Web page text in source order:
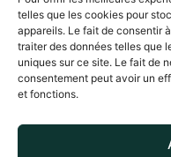
telles que les cookies pour
appareils. Le fait de consentir
traiter des données telles que
uniques sur ce site. Le fait de
consentement peut avoir un
et fonctions.
Réseaux sociaux